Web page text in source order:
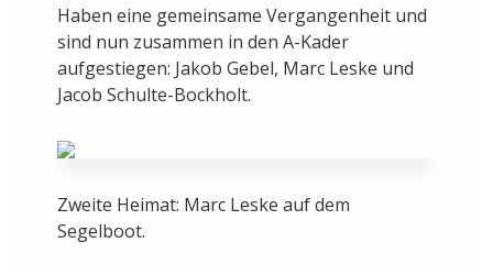
Haben eine gemeinsame Vergangenheit und
sind nun zusammen in den A-Kader
aufgestiegen: Jakob Gebel, Marc Leske und
Jacob Schulte-Bockholt.
Zweite Heimat: Marc Leske auf dem
Segelboot.